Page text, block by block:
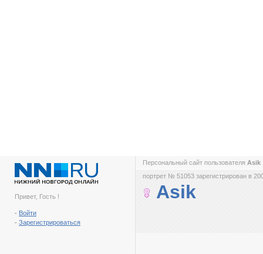
Привет, Гость !
- Войти
- Зарегистрироваться
Персональный сайт пользователя Asik
портрет № 51053 зарегистрирован в
Asik